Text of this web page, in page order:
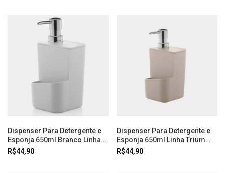
Dispenser Para Detergente e
Esponja 650ml Branco Linha
Trium Ou
R$44,90
Dispenser Para Detergente e
Esponja 650ml Linha Trium
Branco Ou
R$44,90